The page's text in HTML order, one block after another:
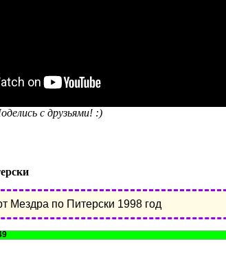
с друзьями! :)
Мездра по Питерски 1998 год